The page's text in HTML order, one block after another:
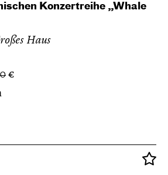
Konzertreihe „Whale
Haus
€